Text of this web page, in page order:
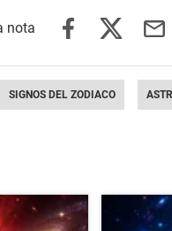
SIGNOS DEL ZODIACO